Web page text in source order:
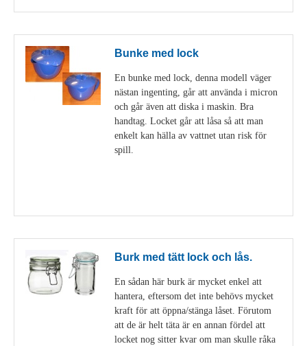
Bunke med lock
En bunke med lock, denna modell väger
nästan ingenting, går att använda i micron
och går även att diska i maskin. Bra
handtag. Locket går att låsa så att man
enkelt kan hälla av vattnet utan risk för
spill.
Burk med tätt lock och lås.
En sådan här burk är mycket enkel att
hantera, eftersom det inte behövs mycket
kraft för att öppna/stänga låset. Förutom
att de är helt täta är en annan fördel att
locket nog sitter kvar om man skulle råka